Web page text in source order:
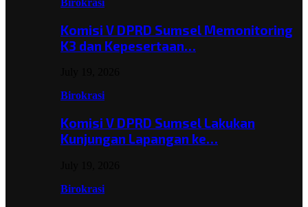
Birokrasi
Komisi V DPRD Sumsel Memonitoring
K3 dan Kepesertaan…
Birokrasi
Komisi V DPRD Sumsel Lakukan
Kunjungan Lapangan ke…
Birokrasi